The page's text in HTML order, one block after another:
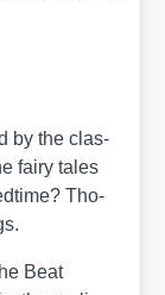
by the clas­
fairy tales
Tho­
Beat